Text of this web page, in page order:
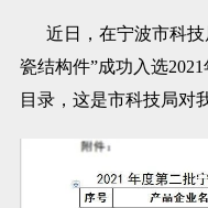
近日，在宁波市科技
瓷结构件”成功入选
目录，这是市科技局对